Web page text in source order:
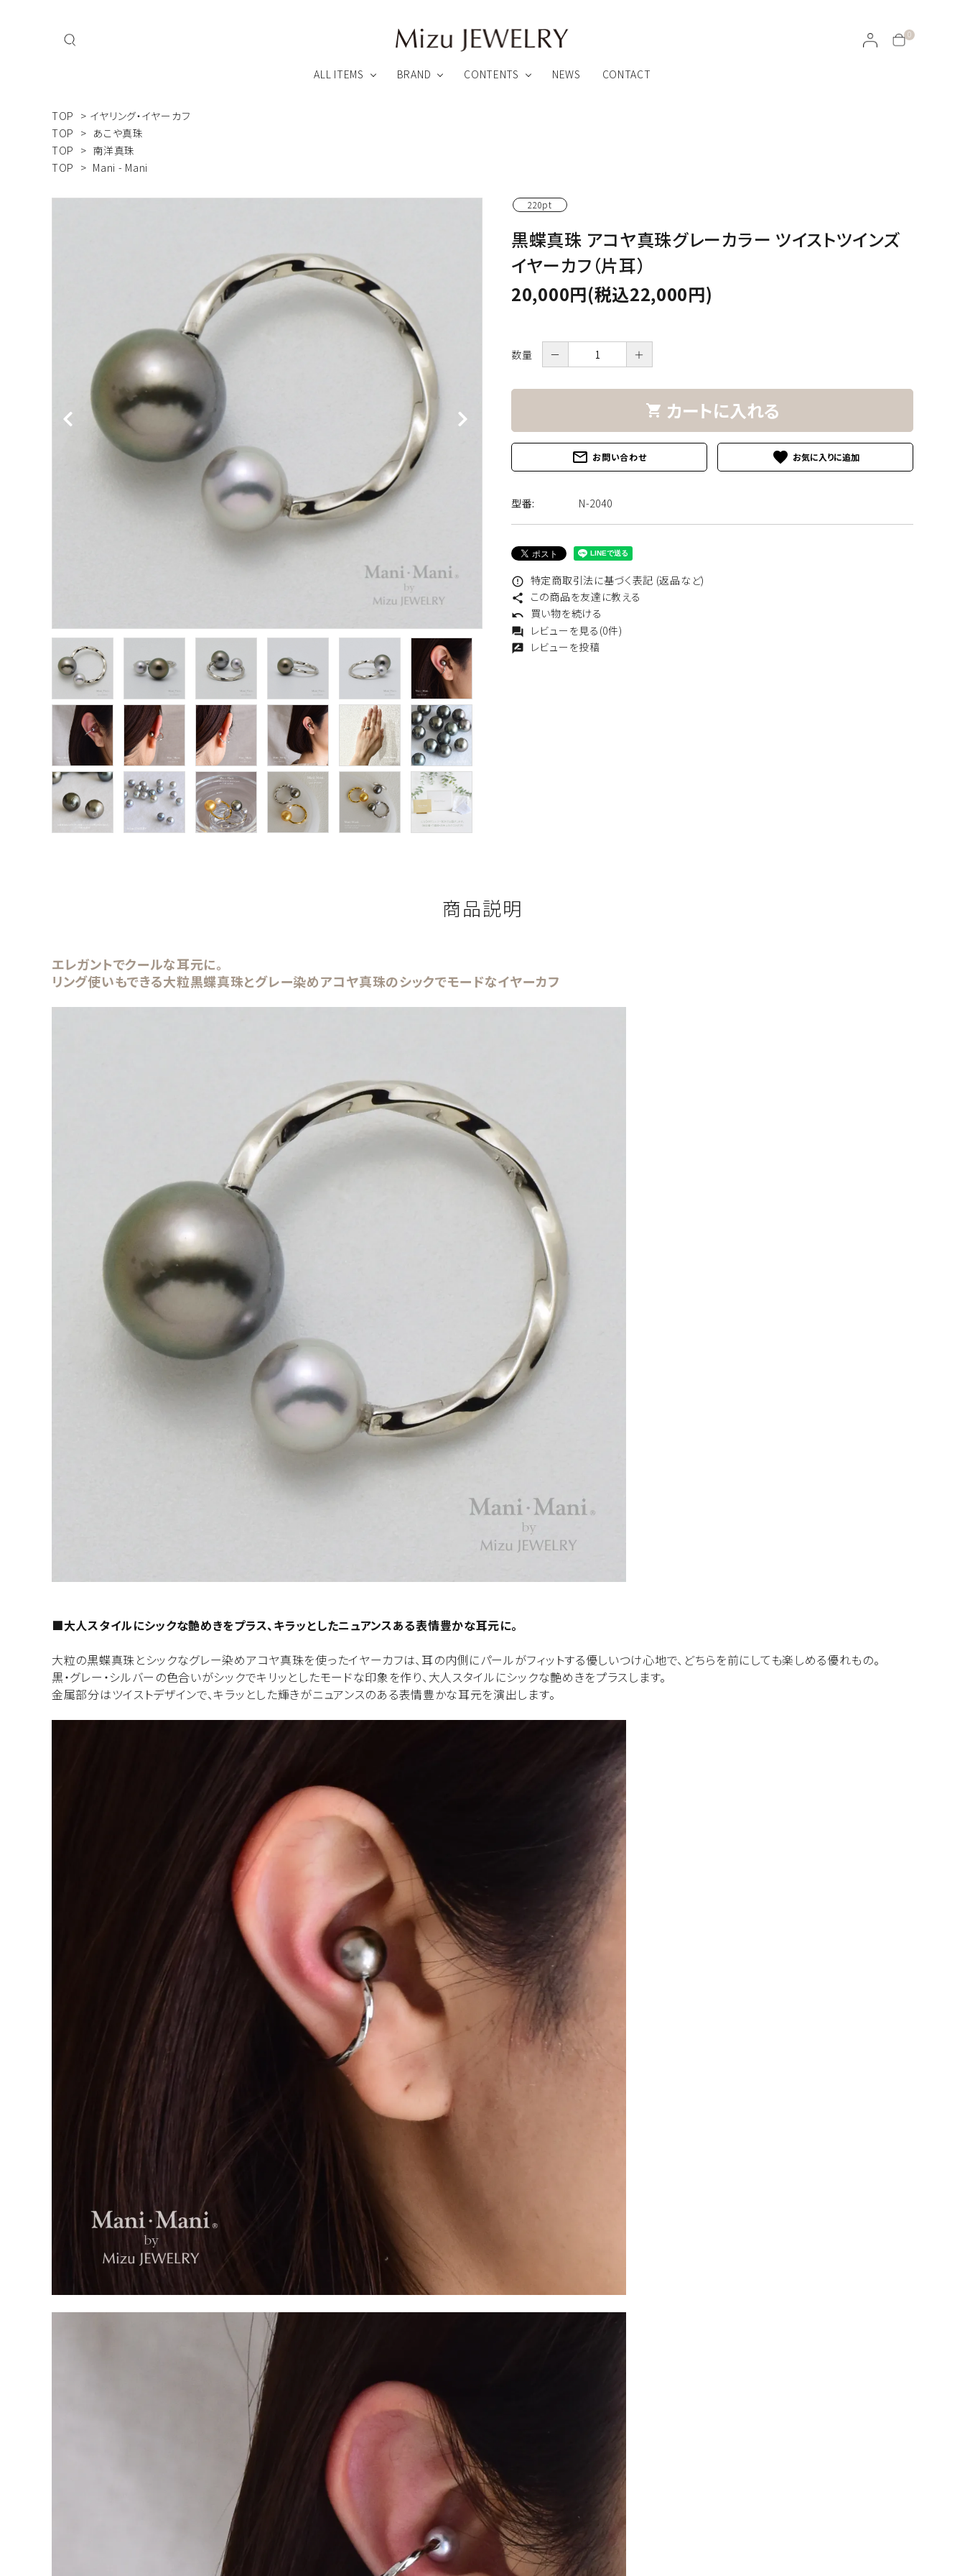
0
ALL ITEMS
ネックレス
ブローチ他
ジュエリーケース・ケア ビューティー その他のアイテム
金属アレルギー対応
ダイヤモンド 地金チェーン他 その他の素材
BRAND
ジュエリーを飾るよろこびをすべての人へ こだわりのカスタムメイドファインジュエリー
Link ∞ Jewelry
魂とつながるオーダーメイドジュエリー
ROJEN
CONTENTS
私たちについて
NEWS CONTACT
TOP > イヤリング・イヤーカフ
TOP > あこや真珠
TOP > 南洋真珠
TOP > Mani - Mani
220pt
黒蝶真珠 アコヤ真珠グレーカラー ツイストツインズ
イヤーカフ（片耳）
20,000円(税込22,000円)
数量 － ＋
shopping_cart カートに入れる
mail_outline お問い合わせ favorite
型番: N-2040
error_outline 特定商取引法に基づく表記 (返品など)
share この商品を友達に教える
undo 買い物を続ける
forum レビューを見る(0件)
rate_review レビューを投稿
商品説明
エレガントでクールな耳元に。
リング使いもできる大粒黒蝶真珠とグレー染めアコヤ真珠のシックでモードなイヤーカフ
■大人スタイルにシックな艶めきをプラス、キラッとしたニュアンスある表情豊かな耳元に。
大粒の黒蝶真珠とシックなグレー染めアコヤ真珠を使ったイヤーカフは、耳の内側にパールがフィットする優しいつけ心地で、どちらを前にしても楽しめる優れもの。
黒・グレー・シルバーの色合いがシックでキリッとしたモードな印象を作り、大人スタイルにシックな艶めきをプラスします。
金属部分はツイストデザインで、キラッとした輝きがニュアンスのある表情豊かな耳元を演出します。